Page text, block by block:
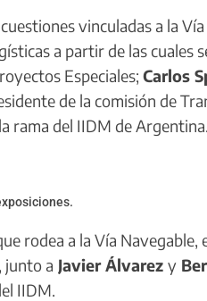
vinculadas a la Vía
a partir de las cuales
Especiales; Carlos
de la comisión de
rama del IIDM de Argentina.
rodea a la Vía Navegable,
, junto a Javier Álvarez y
IIDM.